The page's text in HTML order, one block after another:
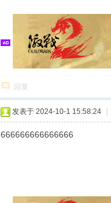
回复
发表于 2024-10-1 15:58:24
666666666666666